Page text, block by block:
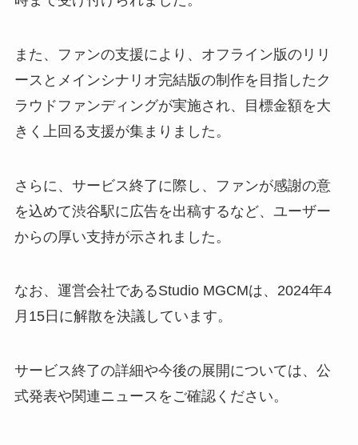
また、ファンの支援により、オフライン版のリリ
ースとメインシナリオ完結版の制作を目指したク
ラウドファンディングが実施され、目標金額を大
きく上回る支援が集まりました。
さらに、サービス終了に際し、ファンが感謝の意
を込めて渋谷駅に広告を出稿するなど、ユーザー
からの厚い支持が示されました。
なお、運営会社であるStudio MGCMは、2024年4
月15日に解散を決議しています。
サービス終了の詳細や今後の展開については、公
式発表や関連ニュースをご確認ください。